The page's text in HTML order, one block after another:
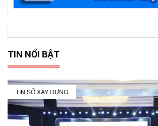
TIN NỔI BẬT
TIN SỞ XÂY DỰNG